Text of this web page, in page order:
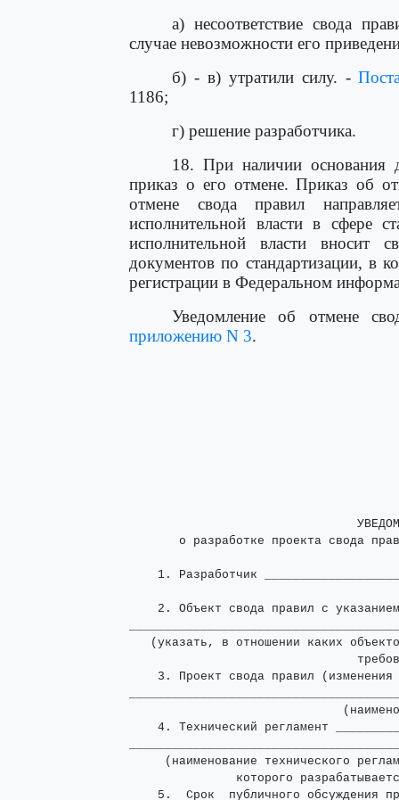
а) несоответствие свода
случае невозможности его
б) - в) утратили силу. -
1186;
г) решение разработчика.
18. При наличии основания
приказ о его отмене. Приказ об
отмене свода правил
исполнительной власти в сфере
исполнительной власти вносит
документов по стандартизации, в
регистрации в Федеральном
Уведомление об отмене
приложению N 3.
о разработке проекта свода
1. Разработчик
2. Объект свода правил с
(указать, в отношении каких
3. Проект свода правил
4. Технический регламент
(наименование технического
которого
5.  Срок  публичного обсуждения